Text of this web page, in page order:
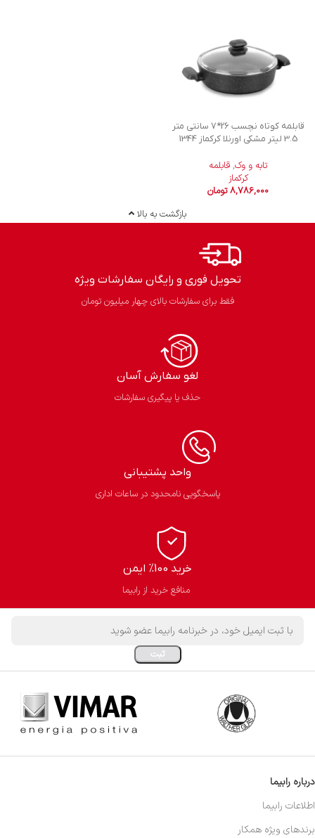
قابلمه کوتاه نچسب 26*7 سانتی متر
3.5 لیتر مشکی اورنلا کرکماز 1344
تابه و وک, قابلمه
کرکماز
8,786,000 تومان
بازگشت به بالا
تحویل فوری و رایگان سفارشات ویژه
فقط برای سفارشات بالای چهار میلیون تومان
لغو سفارش آسان​
حذف یا پیگیری سفارشات
واحد پشتیبانی
پاسخگویی نامحدود در ساعات اداری
خرید 100% ایمن
منافع خرید از رابیما
درباره رابیما
اطلاعات رابیما
برندهای ویژه همکار